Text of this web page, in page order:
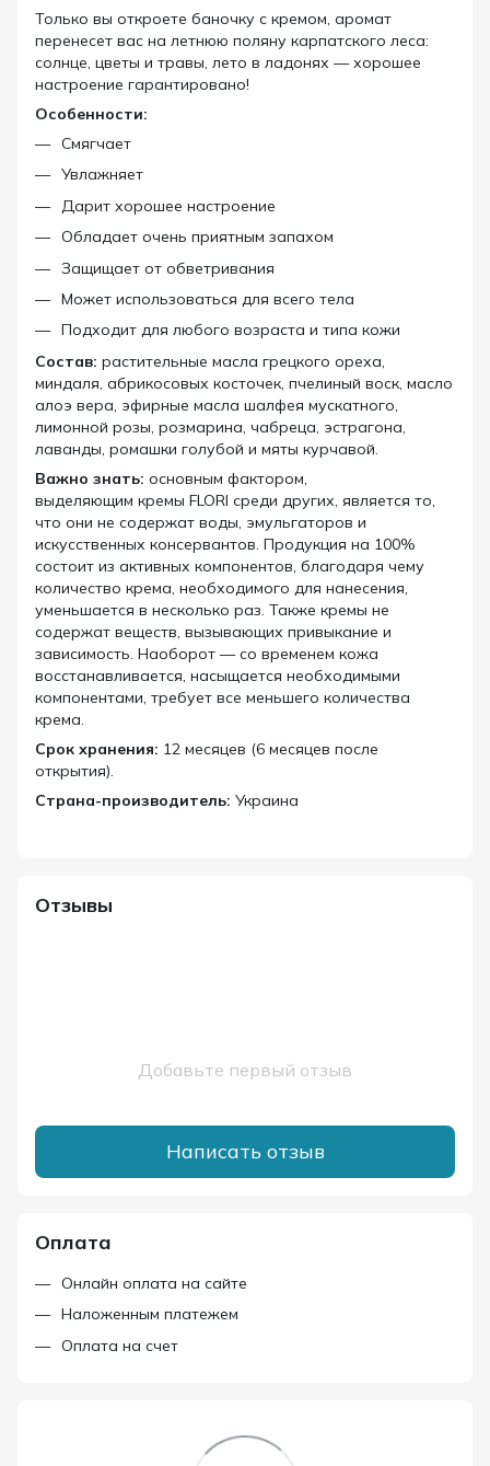
Только вы откроете баночку с кремом, аромат
перенесет вас на летнюю поляну карпатского леса:
солнце, цветы и травы, лето в ладонях — хорошее
настроение гарантировано!
Особенности:
Смягчает
Увлажняет
Дарит хорошее настроение
Обладает очень приятным запахом
Защищает от обветривания
Может использоваться для всего тела
Подходит для любого возраста и типа кожи
Состав: растительные масла грецкого ореха,
миндаля, абрикосовых косточек, пчелиный воск, масло
алоэ вера, эфирные масла шалфея мускатного,
лимонной розы, розмарина, чабреца, эстрагона,
лаванды, ромашки голубой и мяты курчавой.
Важно знать: основным фактором,
выделяющим кремы FLORI среди других, является то,
что они не содержат воды, эмульгаторов и
искусственных консервантов. Продукция на 100%
состоит из активных компонентов, благодаря чему
количество крема, необходимого для нанесения,
уменьшается в несколько раз. Также кремы не
содержат веществ, вызывающих привыкание и
зависимость. Наоборот — со временем кожа
восстанавливается, насыщается необходимыми
компонентами, требует все меньшего количества
крема.
Срок хранения: 12 месяцев (6 месяцев после
открытия).
Страна-производитель: Украина
Отзывы
Добавьте первый отзыв
Написать отзыв
Оплата
Онлайн оплата на сайте
Наложенным платежем
Оплата на счет